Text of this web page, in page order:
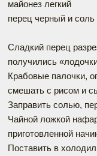
майонез легкий
перец черный и соль
Сладкий перец
получились
Крабовые палочки,
смешать с рисом и
Заправить солью,
Чайной ложкой
приготовленной
Поставить в